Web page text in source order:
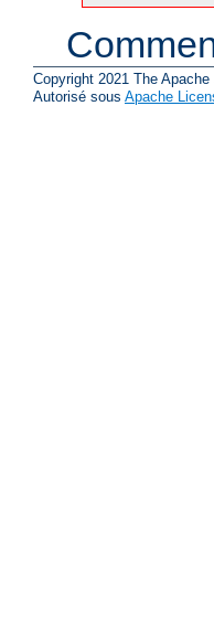
Copyright 2021 The Apache
Autorisé sous Apache